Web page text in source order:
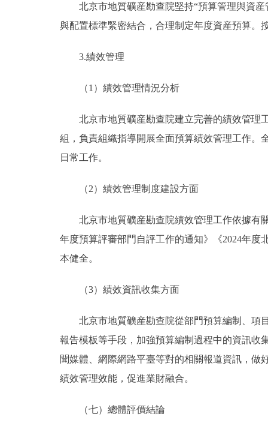
北京市地質礦産勘查院堅持“預算管理與資
與配置標準緊密結合，合理制定年度資産預算。
3.績效管理
（1）績效管理情況分析
北京市地質礦産勘查院建立完善的績效管理
組，負責組織指導開展全面預算績效管理工作。
日常工作。
（2）績效管理制度建設方面
北京市地質礦産勘查院績效管理工作依據有
年度預算評審部門自評工作的通知》《2024年
本健全。
（3）績效資訊收集方面
北京市地質礦産勘查院從部門預算編制、項
報告模板等手段，加強預算編制過程中的資訊收
聞媒體、網際網路平臺等對的相關報道資訊，
績效管理效能，促進業財融合。
（七）總體評價結論